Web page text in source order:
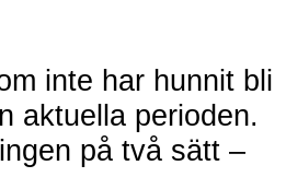
inte har hunnit bli
aktuella perioden.
på två sätt –